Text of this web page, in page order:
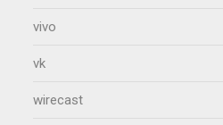
vivo
vk
wirecast